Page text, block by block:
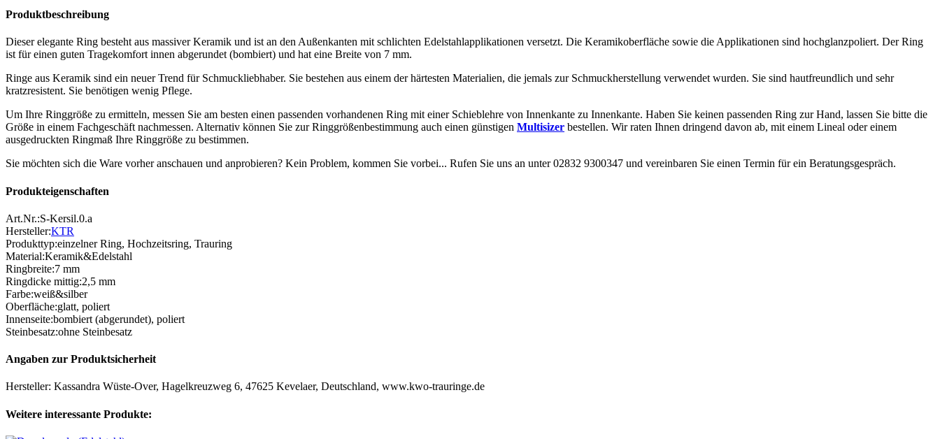
Produktbeschreibung
Dieser elegante Ring besteht aus massiver Keramik und ist an den Außenkanten mit schlichten Edelstahlapplikationen versetzt. Die Keramikoberfläche sowie die Applikationen sind hochglanzpoliert. Der Ring
ist für einen guten Tragekomfort innen abgerundet (bombiert) und hat eine Breite von 7 mm.
Ringe aus Keramik sind ein neuer Trend für Schmuckliebhaber. Sie bestehen aus einem der härtesten Materialien, die jemals zur Schmuckherstellung verwendet wurden. Sie sind hautfreundlich und sehr
kratzresistent. Sie benötigen wenig Pflege.
Um Ihre Ringgröße zu ermitteln, messen Sie am besten einen passenden vorhandenen Ring mit einer Schieblehre von Innenkante zu Innenkante. Haben Sie keinen passenden Ring zur Hand, lassen Sie bitte die
Größe in einem Fachgeschäft nachmessen. Alternativ können Sie zur Ringgrößenbestimmung auch einen günstigen Multisizer bestellen. Wir raten Ihnen dringend davon ab, mit einem Lineal oder einem
ausgedruckten Ringmaß Ihre Ringgröße zu bestimmen.
Sie möchten sich die Ware vorher anschauen und anprobieren? Kein Problem, kommen Sie vorbei... Rufen Sie uns an unter 02832 9300347 und vereinbaren Sie einen Termin für ein Beratungsgespräch.
Produkteigenschaften
Art.Nr.:S-Kersil.0.a
Hersteller:KTR
Produkttyp:einzelner Ring, Hochzeitsring, Trauring
Material:Keramik&Edelstahl
Ringbreite:7 mm
Ringdicke mittig:2,5 mm
Farbe:weiß&silber
Oberfläche:glatt, poliert
Innenseite:bombiert (abgerundet), poliert
Steinbesatz:ohne Steinbesatz
Angaben zur Produktsicherheit
Hersteller: Kassandra Wüste-Over, Hagelkreuzweg 6, 47625 Kevelaer, Deutschland, www.kwo-trauringe.de
Weitere interessante Produkte: